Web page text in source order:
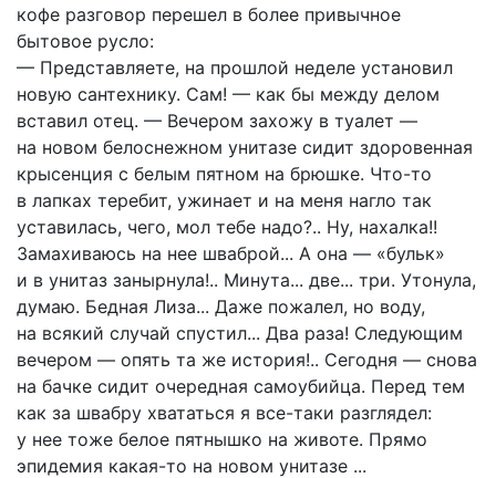
кофе разговор перешел в более привычное
бытовое русло:
— Представляете, на прошлой неделе установил
новую сантехнику. Сам! — как бы между делом
вставил отец. — Вечером захожу в туалет —
на новом белоснежном унитазе сидит здоровенная
крысенция с белым пятном на брюшке. Что-то
в лапках теребит, ужинает и на меня нагло так
уставилась, чего, мол тебе надо?.. Ну, нахалка!!
Замахиваюсь на нее шваброй... А она — «бульк»
и в унитаз занырнула!.. Минута... две... три. Утонула,
думаю. Бедная Лиза... Даже пожалел, но воду,
на всякий случай спустил... Два раза! Следующим
вечером — опять та же история!.. Сегодня — снова
на бачке сидит очередная самоубийца. Перед тем
как за швабру хвататься я все-таки разглядел:
у нее тоже белое пятнышко на животе. Прямо
эпидемия какая-то на новом унитазе ...